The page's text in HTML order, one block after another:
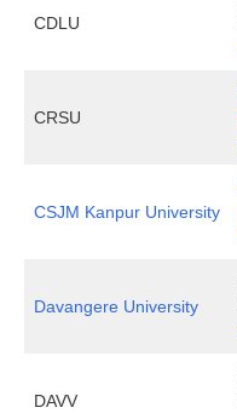
CDLU
CRSU
CSJM Kanpur University
Davangere University
DAVV